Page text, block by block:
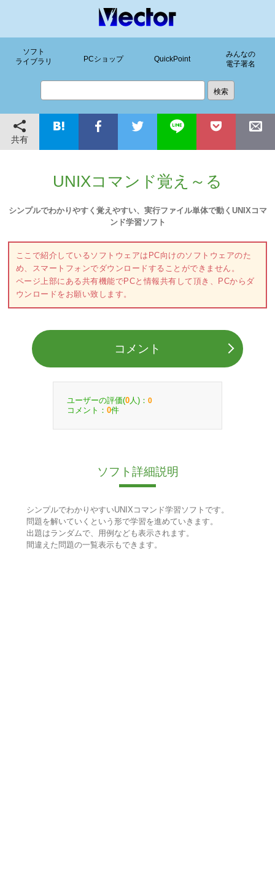
ソフト
ライブラリ
PCショップ QuickPoint
みんなの
電子署名
共有
UNIXコマンド覚え～る
シンプルでわかりやすく覚えやすい、実行ファイル単体で動くUNIXコマ
ンド学習ソフト
ここで紹介しているソフトウェアはPC向けのソフトウェアのた
め、スマートフォンでダウンロードすることができません。
ページ上部にある共有機能でPCと情報共有して頂き、PCからダ
ウンロードをお願い致します。
コメント
ユーザーの評価(0 人)： 0
コメント： 0件
ソフト詳細説明
シンプルでわかりやすいUNIXコマンド学習ソフトです。
問題を解いていくという形で学習を進めていきます。
出題はランダムで、用例なども表示されます。
間違えた問題の一覧表示もできます。